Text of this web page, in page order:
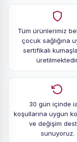
Tüm ürünlerimiz
çocuk sağlığına
sertifikalı
30 gün içinde
koşullarına uygun
ve değişim
sunuyoruz.